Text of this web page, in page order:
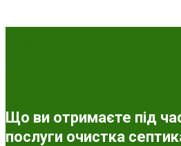
Що ви отримаєте під
послуги очистка